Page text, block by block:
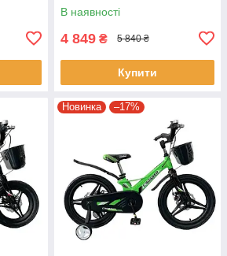
В наявності
4 849 ₴ 5 840 ₴
Купити
Новинка –17%